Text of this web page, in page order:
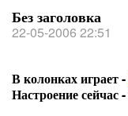
Без заголовка
22-05-2006 22:51
В колонках играет -
Настроение сейчас -